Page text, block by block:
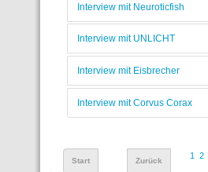
Interview mit Neuroticfish
Interview mit UNLICHT
Interview mit Eisbrecher
Interview mit Corvus Corax
Start Zurück
1 2